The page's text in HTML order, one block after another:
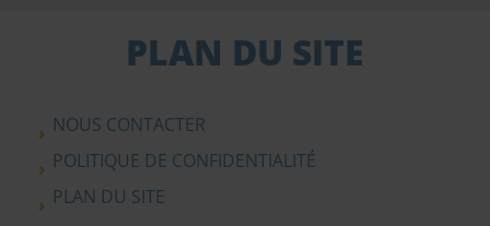
PLAN DU SITE
NOUS CONTACTER
POLITIQUE DE CONFIDENTIALITÉ
PLAN DU SITE